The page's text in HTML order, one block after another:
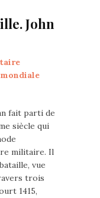
John
fait parti de
siècle qui
militaire. Il
vue
trois
1415,